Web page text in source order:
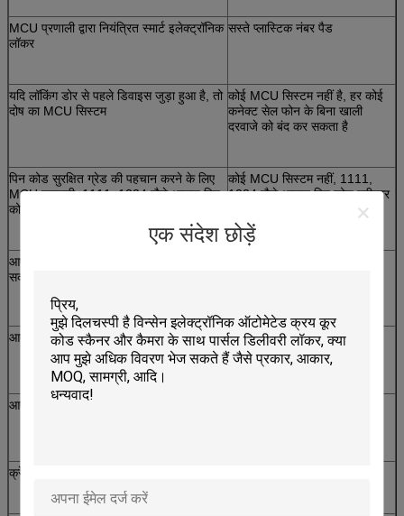
एक संदेश छोड़ें
MCU प्रणाली द्वारा नियंत्रित स्मार्ट इलेक्ट्रॉनिक
लॉकर
सस्ते प्लास्टिक नंबर पैड
यदि लॉकिंग डोर से पहले डिवाइस जुड़ा हुआ है, तो
दोष का MCU सिस्टम
कोई MCU सिस्टम नहीं है, हर कोई
कनेक्ट सेल फोन के बिना खाली
दरवाजे को बंद कर सकता है
पिन कोड सुरक्षित ग्रेड की पहचान करने के लिए
MCU प्रणाली, 1111, 1234 जैसे आसान पिन
कोड को अस्वीकार करें…
कोई MCU सिस्टम नहीं, 1111,
1234 जैसे आसान पिन कोड स्वीकार
आप पे मोड और फ्री मोड के बीच मशीन स्विच कर
सकते हैं, आपको अधिक स्वतंत्रता प्रदान करते हैं
आप चार्जिंग प्राइस और समय बदल सकते हैं
आप चार्जिंग प्राइस और समय नहीं
बदल सकते
आप अपना हेल्प फ़ोन नंबर सेट कर सकते हैं
क्रेडिट कार्ड भुगतान विकल्प का समर्थन करें